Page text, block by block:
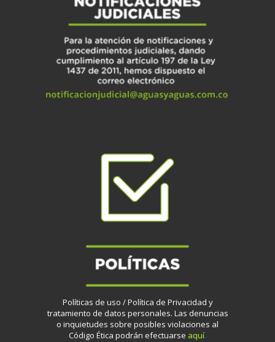
Políticas de uso / Política de Privacidad y
tratamiento de datos personales. Las denuncias
o inquietudes sobre posibles violaciones al
Código Ética podrán efectuarse aquí.